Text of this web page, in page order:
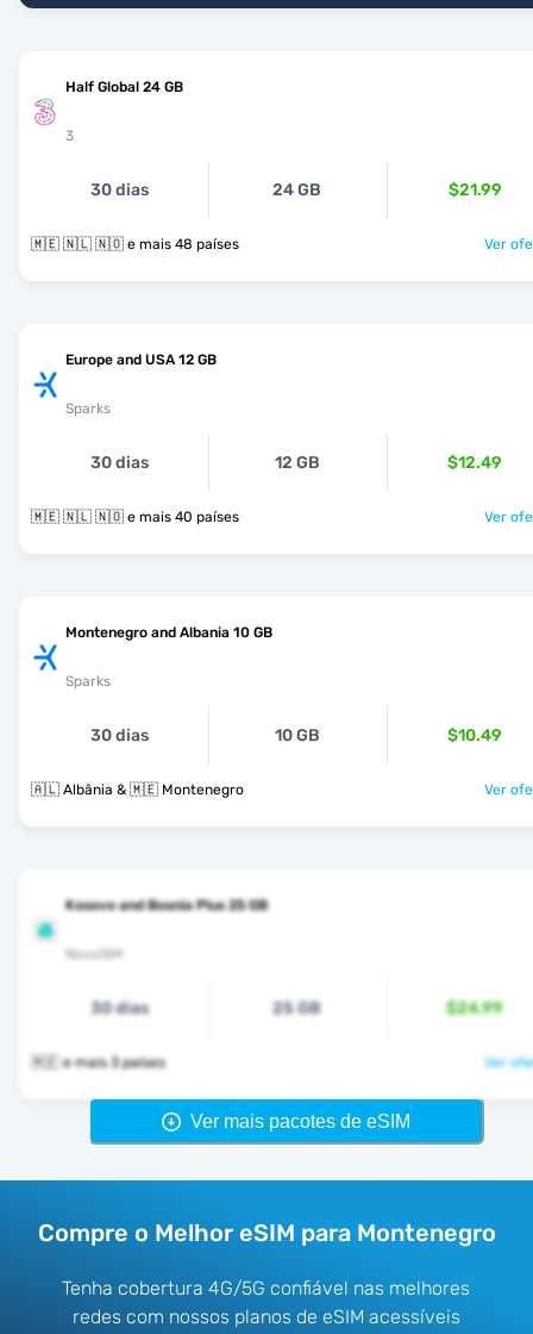
Half Global 24 GB
3
30 dias 24 GB $21.99
🇲🇪 🇳🇱 🇳🇴 e mais 48 países Ver
Europe and USA 12 GB
Sparks
30 dias 12 GB $12.49
🇲🇪 🇳🇱 🇳🇴 e mais 40 países Ver
Montenegro and Albania 10 GB
Sparks
30 dias 10 GB $10.49
🇦🇱 Albânia & 🇲🇪 Montenegro Ver
Kosovo and Bosnia Plus 25 GB
NovoSIM
30 dias 25 GB $24.99
🇲🇪 e mais 3 países Ver
Ver mais pacotes de eSIM
Compre o Melhor eSIM para Montenegro
Tenha cobertura 4G/5G confiável nas melhores
redes com nossos planos de eSIM acessíveis